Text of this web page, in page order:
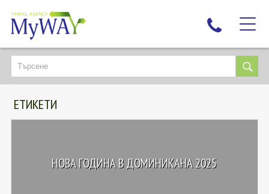
НАЙ-ТЪРСЕНИ
ДЕСТИНАЦИИ
ЕКЗОТИЧНИ ПОЧИВКИ
НОВА ГОДИНА
ЕТИКЕТИ
НОВА ГОДИНА В ДОМИНИКАНА 2025